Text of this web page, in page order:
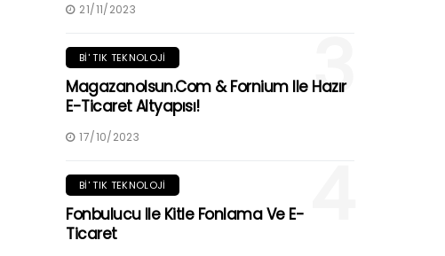
21/11/2023
3
BI' TIK TEKNOLOJI
Magazanolsun.com & Fornium Ile Hazır
E-Ticaret Altyapısı!
17/10/2023
BI' TIK TEKNOLOJI
Fonbulucu Ile Kitle Fonlama Ve E-
Ticaret